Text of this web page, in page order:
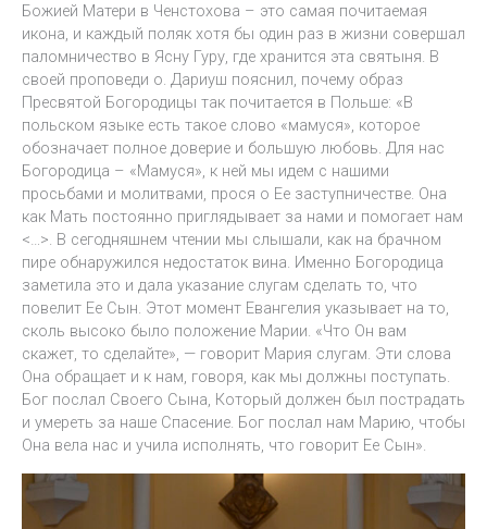
Божией Матери в Ченстохова – это самая почитаемая
икона, и каждый поляк хотя бы один раз в жизни совершал
паломничество в Ясну Гуру, где хранится эта святыня. В
своей проповеди о. Дариуш пояснил, почему образ
Пресвятой Богородицы так почитается в Польше: «В
польском языке есть такое слово «мамуся», которое
обозначает полное доверие и большую любовь. Для нас
Богородица – «Мамуся», к ней мы идем с нашими
просьбами и молитвами, прося о Ее заступничестве. Она
как Мать постоянно приглядывает за нами и помогает нам
<…>. В сегодняшнем чтении мы слышали, как на брачном
пире обнаружился недостаток вина. Именно Богородица
заметила это и дала указание слугам сделать то, что
повелит Ее Сын. Этот момент Евангелия указывает на то,
сколь высоко было положение Марии. «Что Он вам
скажет, то сделайте», — говорит Мария слугам. Эти слова
Она обращает и к нам, говоря, как мы должны поступать.
Бог послал Своего Сына, Который должен был пострадать
и умереть за наше Спасение. Бог послал нам Марию, чтобы
Она вела нас и учила исполнять, что говорит Ее Сын».